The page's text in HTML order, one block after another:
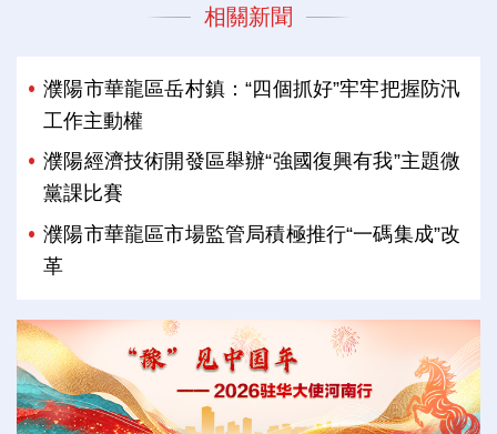
相關新聞
濮陽市華龍區岳村鎮：“四個抓好”牢牢把握防汛
工作主動權
濮陽經濟技術開發區舉辦“強國復興有我”主題微
黨課比賽
濮陽市華龍區市場監管局積極推行“一碼集成”改
革